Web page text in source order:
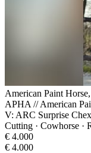
American Paint
APHA // American
V: ARC Surprise Chex
Cutting · Cowhorse ·
€ 4.000
€ 4.000